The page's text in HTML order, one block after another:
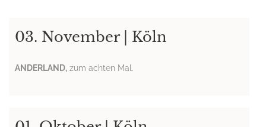
Veröffentlichungen
Presse
GERÖLL | Journal 2026
03. November | Köln
ANDERLAND, zum achten Mal.